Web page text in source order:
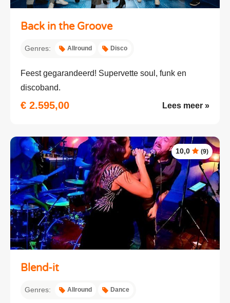
Back in the Groove
Genres: Allround Disco
Feest gegarandeerd! Supervette soul, funk en
discoband.
€ 2.595,00 Lees meer »
10,0 (9)
Blend-it
Genres: Allround Dance